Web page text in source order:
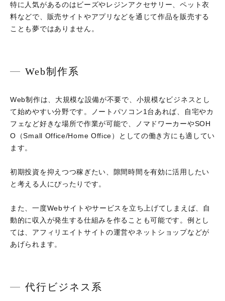
特に人気があるのはビーズやレジンアクセサリー、ペット衣
料などで、販売サイトやアプリなどを通じて作品を販売する
ことも夢ではありません。
Web制作系
Web制作は、大規模な設備が不要で、小規模なビジネスとし
て始めやすい分野です。ノートパソコン1台あれば、自宅やカ
フェなど好きな場所で作業が可能で、ノマドワーカーやSOH
O（Small Office/Home Office）としての働き方にも適してい
ます。
初期投資を抑えつつ稼ぎたい、隙間時間を有効に活用したい
と考える人にぴったりです。
また、一度Webサイトやサービスを立ち上げてしまえば、自
動的に収入が発生する仕組みを作ることも可能です。例とし
ては、アフィリエイトサイトの運営やネットショップなどが
あげられます。
代行ビジネス系